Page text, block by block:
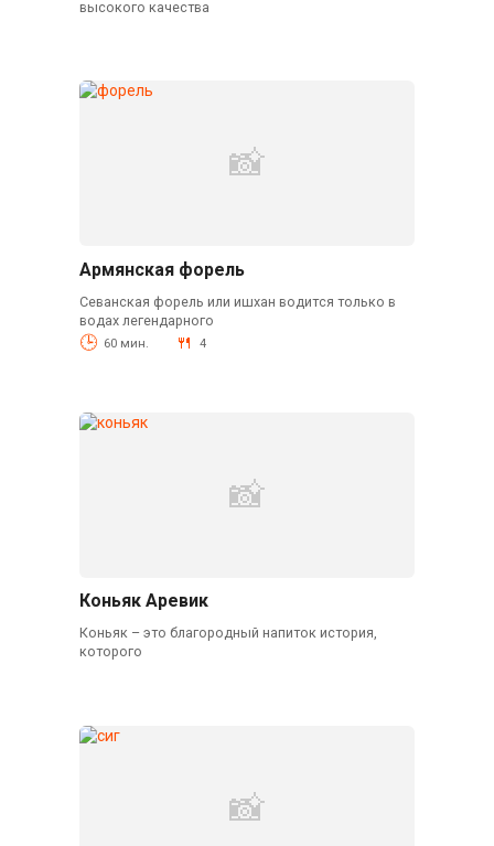
высокого качества
Армянская форель
Севанская форель или ишхан водится только в
водах легендарного
60 мин. 4
Коньяк Аревик
Коньяк – это благородный напиток история,
которого